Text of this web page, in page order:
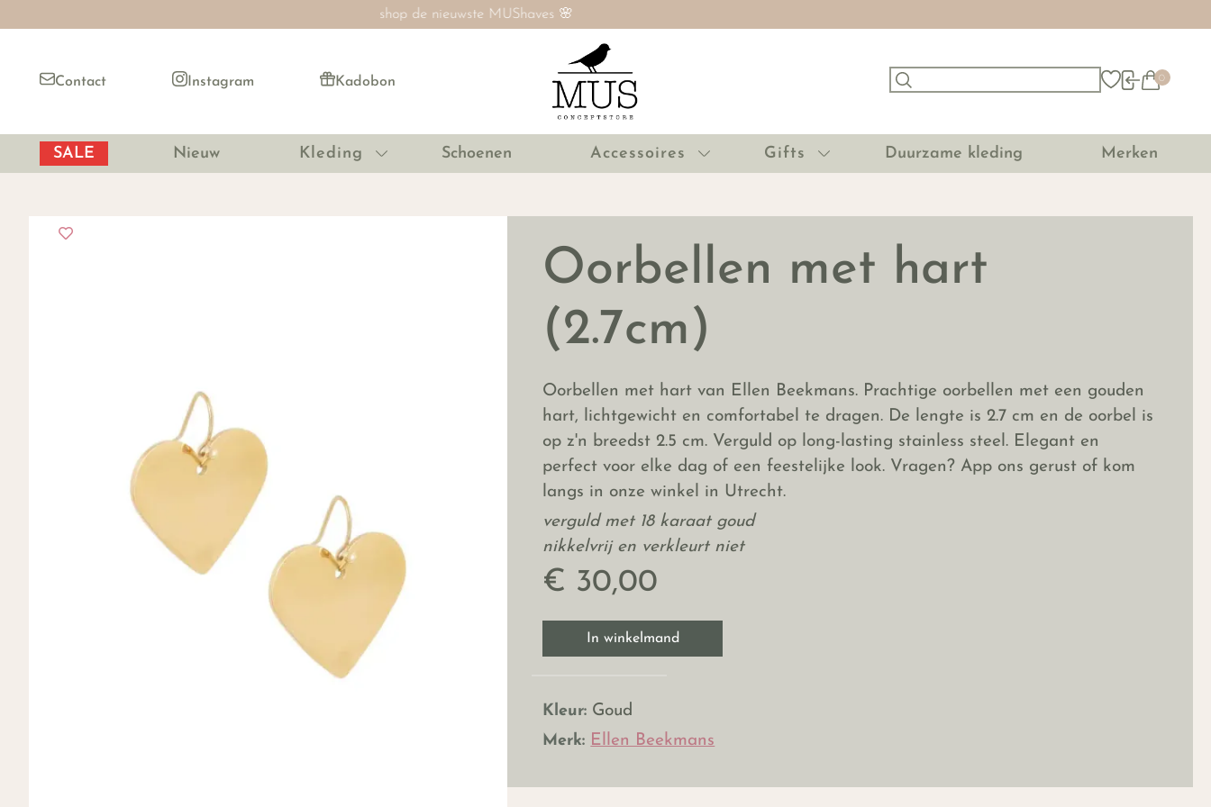
SALE nú tot 60% ‼️
Contact Instagram Kadobon 0
SALE Nieuw Kleding Schoenen Accessoires Gifts Duurzame kleding Merken
Oorbellen met hart
(2.7cm)
Oorbellen met hart van Ellen Beekmans. Prachtige oorbellen met een gouden
hart, lichtgewicht en comfortabel te dragen. De lengte is 2.7 cm en de oorbel is
op z'n breedst 2.5 cm. Verguld op long-lasting stainless steel. Elegant en
perfect voor elke dag of een feestelijke look. Vragen? App ons gerust of kom
langs in onze winkel in Utrecht.
verguld met 18 karaat goud
nikkelvrij en verkleurt niet
€ 30,00
In winkelmand
Kleur: Goud
Merk: Ellen Beekmans